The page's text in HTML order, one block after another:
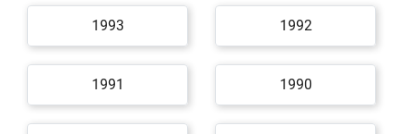
1993 1992
1991 1990